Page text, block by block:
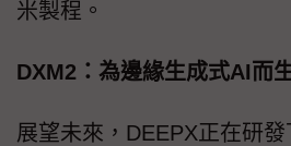
米製程。
DXM2：為邊緣生成式AI而
展望未來，DEEPX正在研